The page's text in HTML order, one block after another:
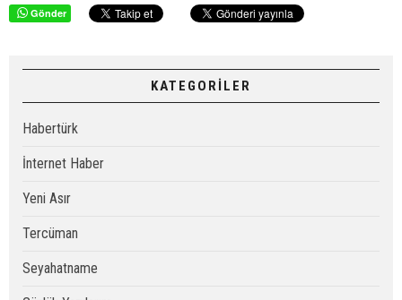
Gönder
KATEGORİLER
Habertürk
İnternet Haber
Yeni Asır
Tercüman
Seyahatname